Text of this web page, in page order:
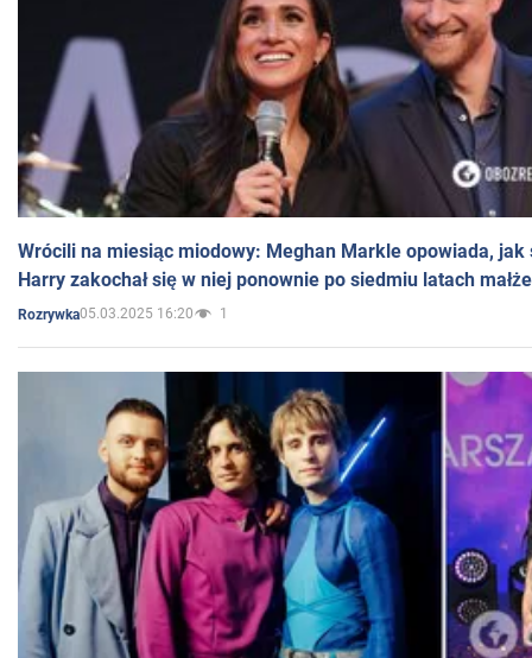
Wrócili na miesiąc miodowy: Meghan Markle opowiada, jak
Harry zakochał się w niej ponownie po siedmiu latach
Rozrywka05.03.2025 16:20 1